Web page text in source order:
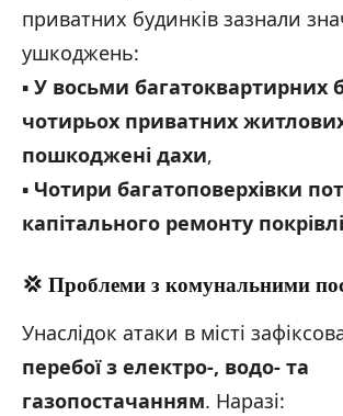
приватних будинків зазнали
ушкоджень:
▪️ У восьми багатоквартирних
чотирьох приватних
пошкоджені дахи,
▪️ Чотири багатоповерхівки
капітального ремонту покрівлі
💢 Проблеми з комунальними
Унаслідок атаки в місті
перебої з електро-, водо- та
газопостачанням. Наразі: